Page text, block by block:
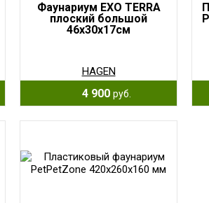
Фаунариум EXO TERRA
плоский большой
46x30x17cм
HAGEN
4 900 руб.